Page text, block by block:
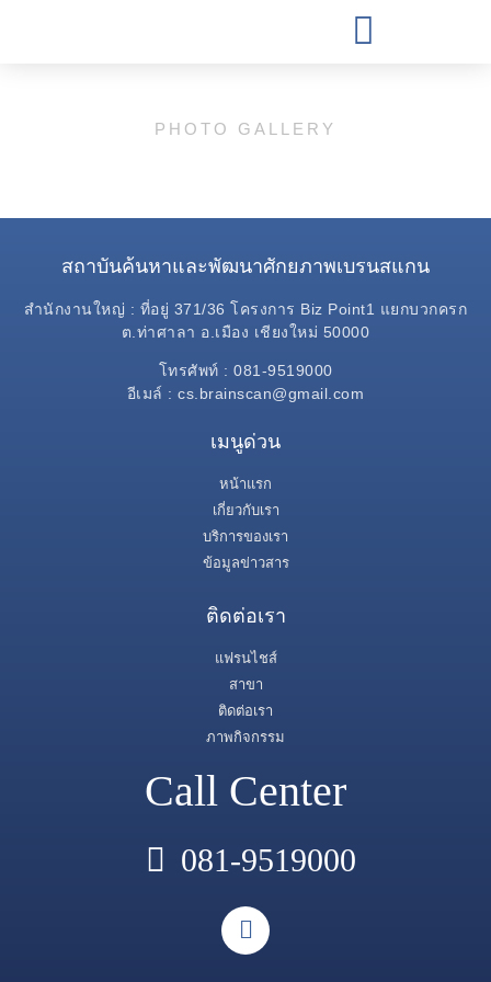
PHOTO GALLERY
สถาบันค้นหาและพัฒนาศักยภาพเบรนสแกน
สำนักงานใหญ่ : ที่อยู่ 371/36 โครงการ Biz Point1 แยกบวกครก
ต.ท่าศาลา อ.เมือง เชียงใหม่ 50000
โทรศัพท์ : 081-9519000
อีเมล์ : cs.brainscan@gmail.com
เมนูด่วน
หน้าแรก
เกี่ยวกับเรา
บริการของเรา
ข้อมูลข่าวสาร
ติดต่อเรา
แฟรนไชส์
สาขา
ติดต่อเรา
ภาพกิจกรรม
Call Center
081-9519000